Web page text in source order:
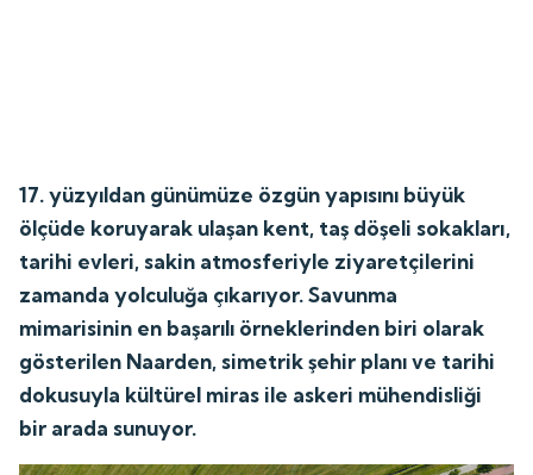
17. yüzyıldan günümüze özgün yapısını büyük
ölçüde koruyarak ulaşan kent, taş döşeli sokakları,
tarihi evleri, sakin atmosferiyle ziyaretçilerini
zamanda yolculuğa çıkarıyor. Savunma
mimarisinin en başarılı örneklerinden biri olarak
gösterilen Naarden, simetrik şehir planı ve tarihi
dokusuyla kültürel miras ile askeri mühendisliği
bir arada sunuyor.